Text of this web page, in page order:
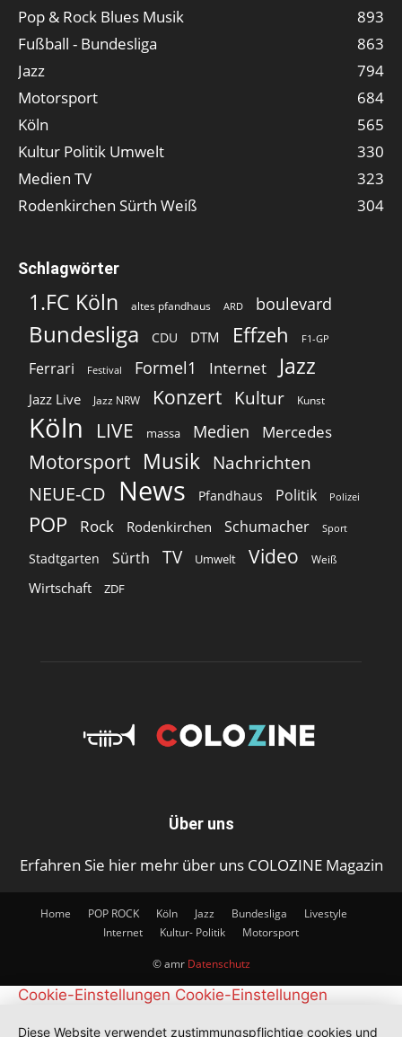
Pop & Rock Blues Musik
893
Fußball - Bundesliga
863
Jazz
794
Motorsport
684
Köln
565
Kultur Politik Umwelt
330
Medien TV
323
Rodenkirchen Sürth Weiß
304
Schlagwörter
1.FC Köln altes pfandhaus ARD boulevard
Bundesliga CDU DTM Effzeh F1-GP
Ferrari Festival Formel1 Internet Jazz
Jazz Live Jazz NRW Konzert Kultur Kunst
Köln LIVE massa Medien Mercedes
Motorsport Musik Nachrichten
NEUE-CD
News Pfandhaus Politik Polizei
POP Rock Rodenkirchen Schumacher Sport
Stadtgarten Sürth TV Umwelt Video Weiß
Wirtschaft ZDF
Über uns
Erfahren Sie hier mehr über uns COLOZINE Magazin
Home POP ROCK Köln Jazz Bundesliga
Livestyle
Internet
Kultur- Politik Motorsport
© amr Datenschutz
Cookie-Einstellungen Cookie-Einstellungen
Diese Website verwendet zustimmungspflichtige cookies und